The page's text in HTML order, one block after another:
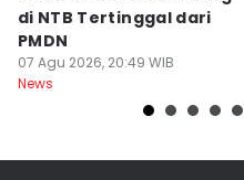
di NTB Tertinggal dari
PMDN
07 Agu 2026, 20:49 WIB
News